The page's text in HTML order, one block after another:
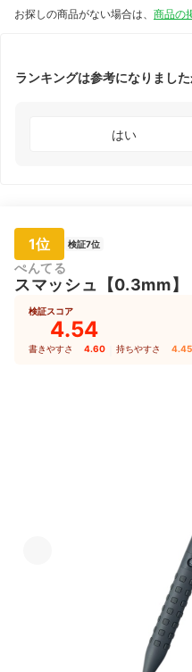
お探しの商品がない場合は、 商品の
ランキングは参考になりました
はい
1位 検証7位
ぺんてる
スマッシュ【0.3mm】
検証スコア
4.54
書きやすさ 4.60 持ちやすさ 4.45